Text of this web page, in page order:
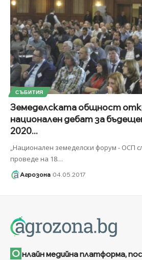
СЪБИТИЯ
Земеделската общност
национален дебат за
2020...
„Национален земеделски форум - ОСП
проведе на 18…
Агрозона 04.05.2017
О нлайн медийна платформа,